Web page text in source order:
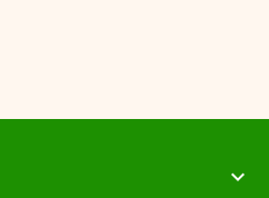
expand_more